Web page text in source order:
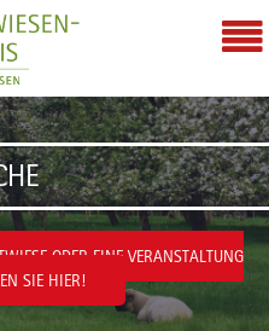
ODER EINE VERANSTALTUNG
SIE HIER!